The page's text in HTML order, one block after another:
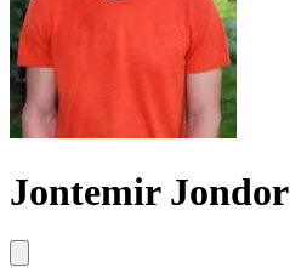
Jontemir Jondor